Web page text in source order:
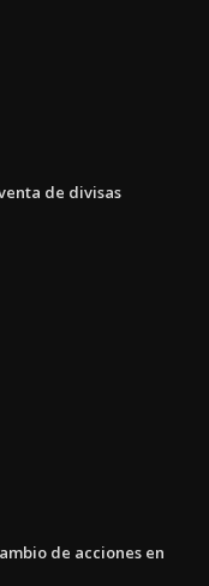
de divisas
de acciones en